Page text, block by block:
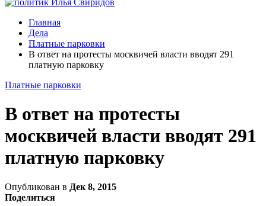
Главная
Дела
Платные парковки
В ответ на протесты москвичей власти вводят 291
платную парковку
Платные парковки
В ответ на протесты
москвичей власти вводят 291
платную парковку
Опубликован в Дек 8, 2015
Поделиться